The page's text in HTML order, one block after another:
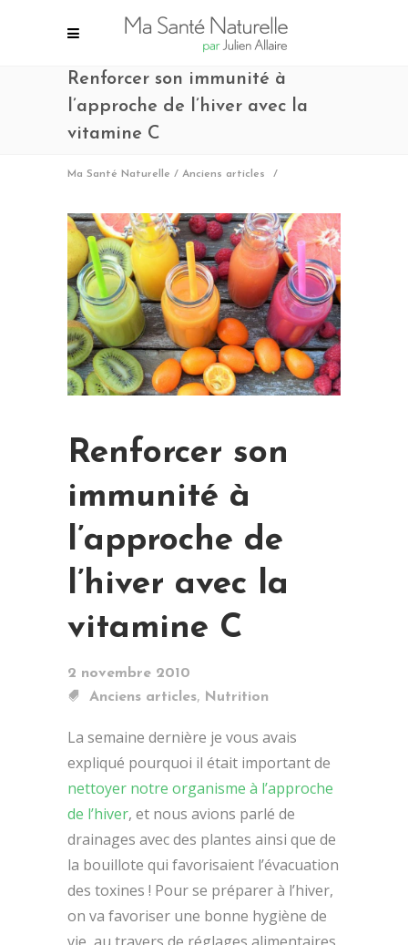
Renforcer son immunité à
l’approche de l’hiver avec la
vitamine C
Ma Santé Naturelle / Anciens articles /
Renforcer son
immunité à
l’approche de
l’hiver avec la
vitamine C
2 novembre 2010
Anciens articles, Nutrition
La semaine dernière je vous avais
expliqué pourquoi il était important de
nettoyer notre organisme à l’approche
de l’hiver, et nous avions parlé de
drainages avec des plantes ainsi que de
la bouillote qui favorisaient l’évacuation
des toxines ! Pour se préparer à l’hiver,
on va favoriser une bonne hygiène de
vie, au travers de réglages alimentaires,